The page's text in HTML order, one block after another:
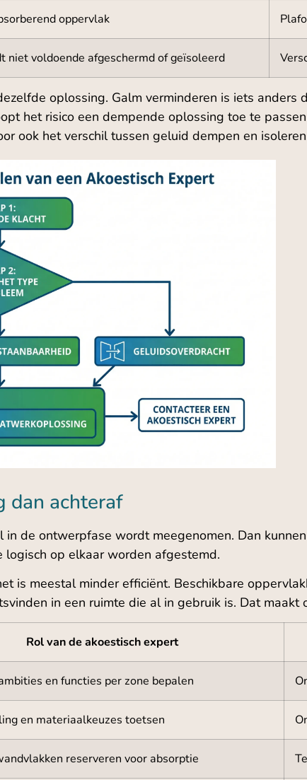
oppervlak
niet voldoende afgeschermd of geïsoleerd
oplossing. Galm verminderen is iets anders
het risico een dempende oplossing toe te
ook het verschil tussen geluid dempen en
dan achteraf
de ontwerpfase wordt meegenomen. Dan
op elkaar worden afgestemd.
is meestal minder efficiënt. Beschikbare
in een ruimte die al in gebruik is. Dat maakt
Rol van de akoestisch expert
en functies per zone bepalen
en materiaalkeuzes toetsen
reserveren voor absorptie